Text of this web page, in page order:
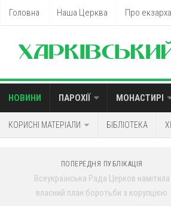
Головна Наша Церква Про
НОВИНИ ПАРОХІЇ МОНАСТИРІ
КОРИСНІ МАТЕРІАЛИ БІБЛІОТЕКА
ПОПЕРЕДНЯ ПУБЛІКАЦІЯ
Всеукраїнська Рада Церков намітила
власний план боротьби з корупцією